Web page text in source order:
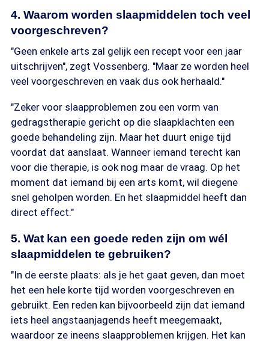
4. Waarom worden slaapmiddelen toch veel
voorgeschreven?
"Geen enkele arts zal gelijk een recept voor een jaar
uitschrijven", zegt Vossenberg. "Maar ze worden heel
veel voorgeschreven en vaak dus ook herhaald."
"Zeker voor slaapproblemen zou een vorm van
gedragstherapie gericht op die slaapklachten een
goede behandeling zijn. Maar het duurt enige tijd
voordat dat aanslaat. Wanneer iemand terecht kan
voor die therapie, is ook nog maar de vraag. Op het
moment dat iemand bij een arts komt, wil diegene
snel geholpen worden. En het slaapmiddel heeft dan
direct effect."
5. Wat kan een goede reden zijn om wél
slaapmiddelen te gebruiken?
"In de eerste plaats: als je het gaat geven, dan moet
het een hele korte tijd worden voorgeschreven en
gebruikt. Een reden kan bijvoorbeeld zijn dat iemand
iets heel angstaanjagends heeft meegemaakt,
waardoor ze ineens slaapproblemen krijgen. Het kan